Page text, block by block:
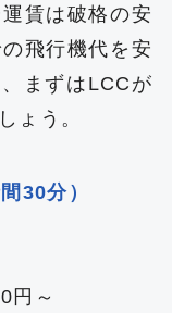
賃は破格の安
飛行機代を安
まずはLCCが
ょう。
30分）
円～